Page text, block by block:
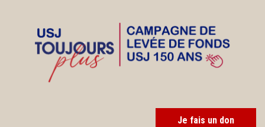
Je fais un don